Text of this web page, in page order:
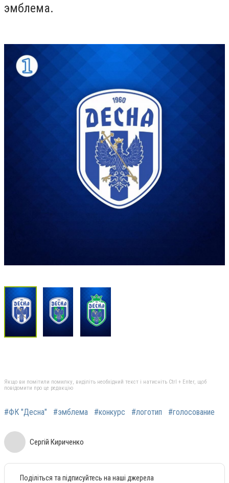
эмблема.
Якщо ви помітили помилку, виділіть необхідний текст і натисніть Ctrl + Enter, щоб
повідомити про це редакцію
#ФК "Десна" #эмблема #конкурс #логотип #голосование
Сергій Кириченко
Поділіться та підписуйтесь на наші джерела